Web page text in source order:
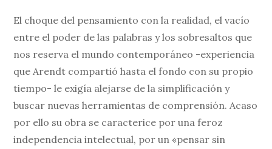
El choque del pensamiento con la realidad, el vacío
entre el poder de las palabras y los sobresaltos que
nos reserva el mundo contemporáneo -experiencia
que Arendt compartió hasta el fondo con su propio
tiempo- le exigía alejarse de la simplificación y
buscar nuevas herramientas de comprensión. Acaso
por ello su obra se caracterice por una feroz
independencia intelectual, por un «pensar sin